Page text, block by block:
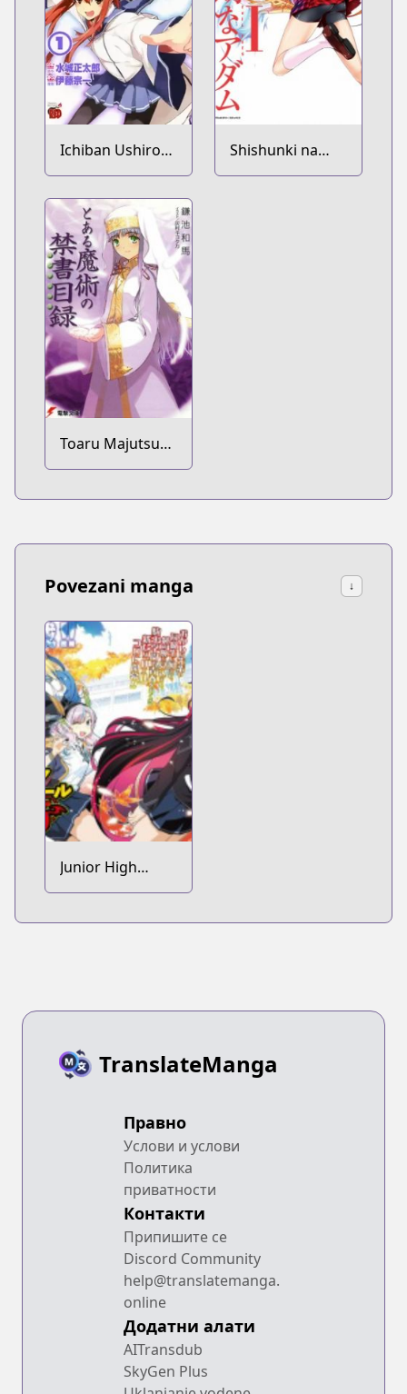
Ichiban Ushiro
no Daimaou
Shishunki na
Adam: Evil Eyes
Toaru Majutsu
no Index
Povezani manga ↓
Junior High
School DxD
TranslateManga
Правно
Услови и услови
Политика
приватности
Контакти
Припишите се
Discord Community
help@translatemanga.
online
Додатни алати
AITransdub
SkyGen Plus